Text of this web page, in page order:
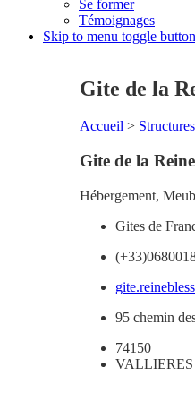
Se former
Témoignages
Skip to menu toggle button
Gite de la
Accueil>
Gite de la
Hébergement,
Gites de
95 chemin
74150
VALLIERES